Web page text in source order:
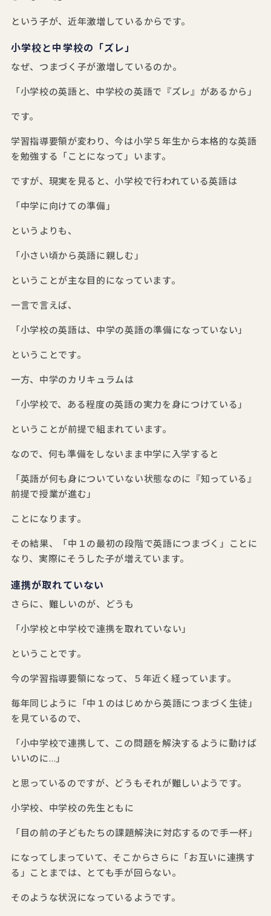
という子が、近年激増しているからです。
小学校と中学校の「ズレ」
なぜ、つまづく子が激増しているのか。
「小学校の英語と、中学校の英語で『ズレ』があるから」
です。
学習指導要領が変わり、今は小学５年生から本格的な英語
を勉強する「ことになって」います。
ですが、現実を見ると、小学校で行われている英語は
「中学に向けての準備」
というよりも、
「小さい頃から英語に親しむ」
ということが主な目的になっています。
一言で言えば、
「小学校の英語は、中学の英語の準備になっていない」
ということです。
一方、中学のカリキュラムは
「小学校で、ある程度の英語の実力を身につけている」
ということが前提で組まれています。
なので、何も準備をしないまま中学に入学すると
「英語が何も身についていない状態なのに『知っている』
前提で授業が進む」
ことになります。
その結果、「中１の最初の段階で英語につまづく」ことに
なり、実際にそうした子が増えています。
連携が取れていない
さらに、難しいのが、どうも
「小学校と中学校で連携を取れていない」
ということです。
今の学習指導要領になって、５年近く経っています。
毎年同じように「中１のはじめから英語につまづく生徒」
を見ているので、
「小中学校で連携して、この問題を解決するように動けば
いいのに…」
と思っているのですが、どうもそれが難しいようです。
小学校、中学校の先生ともに
「目の前の子どもたちの課題解決に対応するので手一杯」
になってしまっていて、そこからさらに「お互いに連携す
る」ことまでは、とても手が回らない。
そのような状況になっているようです。